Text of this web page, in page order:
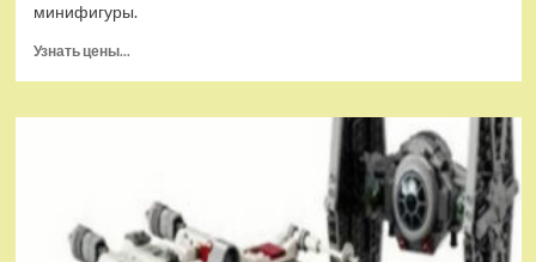
минифигуры.
Узнать цены...
(EU)
Шанг-
Чи
и